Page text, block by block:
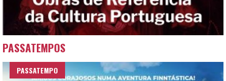
PASSATEMPOS
PASSATEMPO